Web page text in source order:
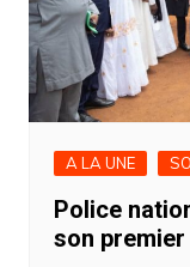
A LA UNE
Police
son